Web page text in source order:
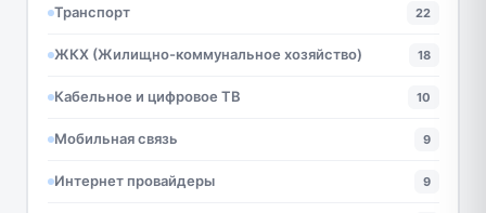
Транспорт 22
ЖКХ (Жилищно-коммунальное хозяйство) 18
Кабельное и цифровое ТВ 10
Мобильная связь 9
Интернет провайдеры 9